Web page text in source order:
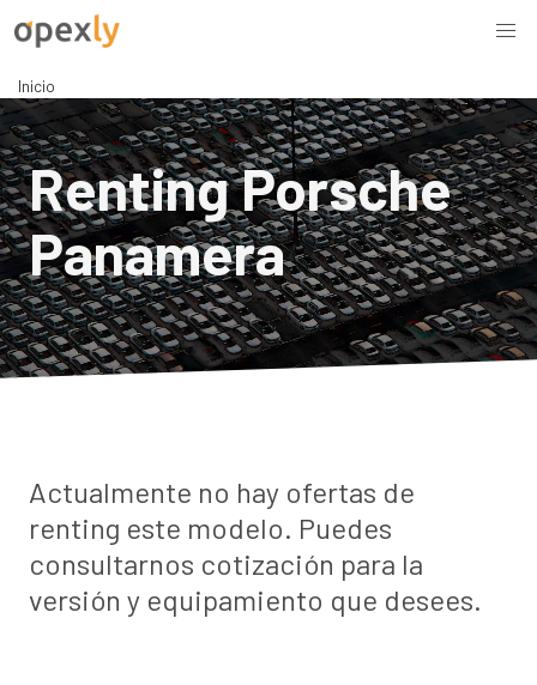
Inicio
Renting Porsche
Panamera
Actualmente no hay ofertas de
renting este modelo. Puedes
consultarnos cotización para la
versión y equipamiento que desees.